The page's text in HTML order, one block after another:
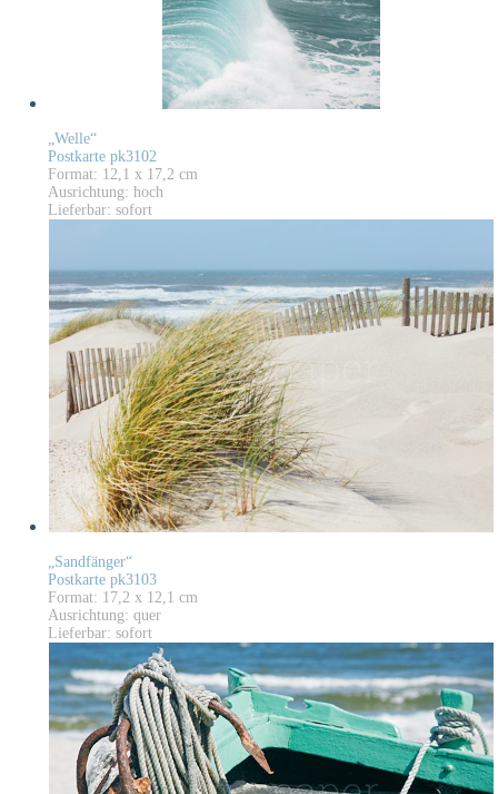
„Welle“
Postkarte pk3102
Format: 12,1 x 17,2 cm
Ausrichtung: hoch
Lieferbar: sofort
„Sandfänger“
Postkarte pk3103
Format: 17,2 x 12,1 cm
Ausrichtung: quer
Lieferbar: sofort